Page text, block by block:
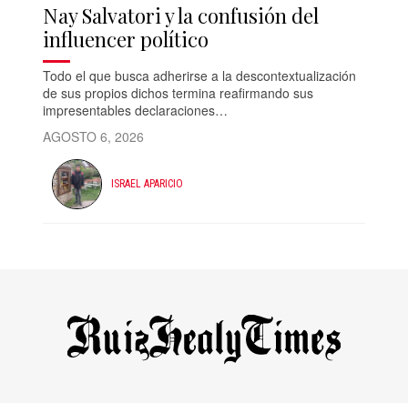
Nay Salvatori y la confusión del
influencer político
Todo el que busca adherirse a la descontextualización
de sus propios dichos termina reafirmando sus
impresentables declaraciones…
AGOSTO 6, 2026
ISRAEL APARICIO